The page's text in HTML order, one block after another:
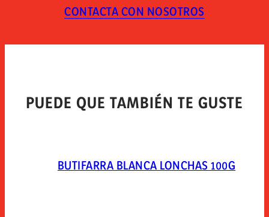
de consumir el producto.
Envasado al vacío en skin-pack.
CONTACTA CON NOSOTROS
PUEDE QUE TAMBIÉN TE GUSTE
BUTIFARRA BLANCA LONCHAS 100G